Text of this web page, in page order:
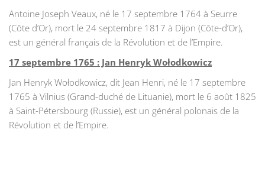
Antoine Joseph Veaux, né le 17 septembre 1764 à Seurre
(Côte d’Or), mort le 24 septembre 1817 à Dijon (Côte-d’Or),
est un général français de la Révolution et de l’Empire.
17 septembre 1765 : Jan Henryk Wołodkowicz
Jan Henryk Wołodkowicz, dit Jean Henri, né le 17 septembre
1765 à Vilnius (Grand-duché de Lituanie), mort le 6 août 1825
à Saint-Pétersbourg (Russie), est un général polonais de la
Révolution et de l’Empire.